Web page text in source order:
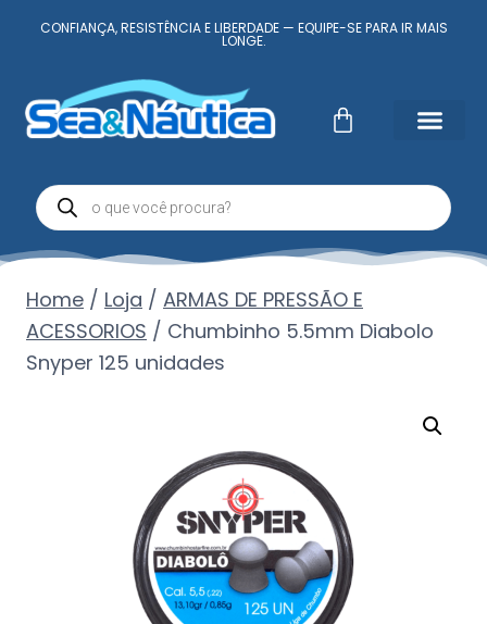
CONFIANÇA, RESISTÊNCIA E LIBERDADE — EQUIPE-SE PARA IR MAIS
LONGE.
Home / Loja / ARMAS DE PRESSÃO E
ACESSORIOS / Chumbinho 5.5mm Diabolo
Snyper 125 unidades